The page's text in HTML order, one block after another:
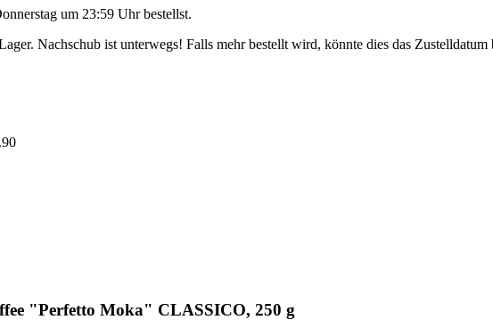
um 23:59 Uhrbestellst.
Nachschub ist unterwegs! Falls mehr bestellt wird, könnte dies das Zustelldatum
"Perfetto Moka" CLASSICO, 250 g